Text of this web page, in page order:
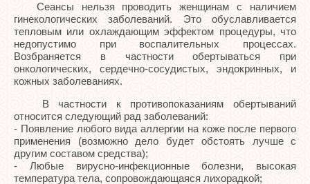
Сеансы нельзя проводить женщинам с наличием
гинекологических заболеваний. Это обуславливается
тепловым или охлаждающим эффектом процедуры, что
недопустимо при воспалительных процессах.
Возбраняется в частности обертываться при
онкологических, сердечно-сосудистых, эндокринных, и
кожных заболеваниях.
В частности к противопоказаниям обертываний
относится следующий рад заболеваний:
- Появление любого вида аллергии на коже после первого
применения (возможно дело будет обстоять лучше с
другим составом средства);
- Любые вирусно-инфекционные болезни, высокая
температура тела, сопровождающаяся лихорадкой;